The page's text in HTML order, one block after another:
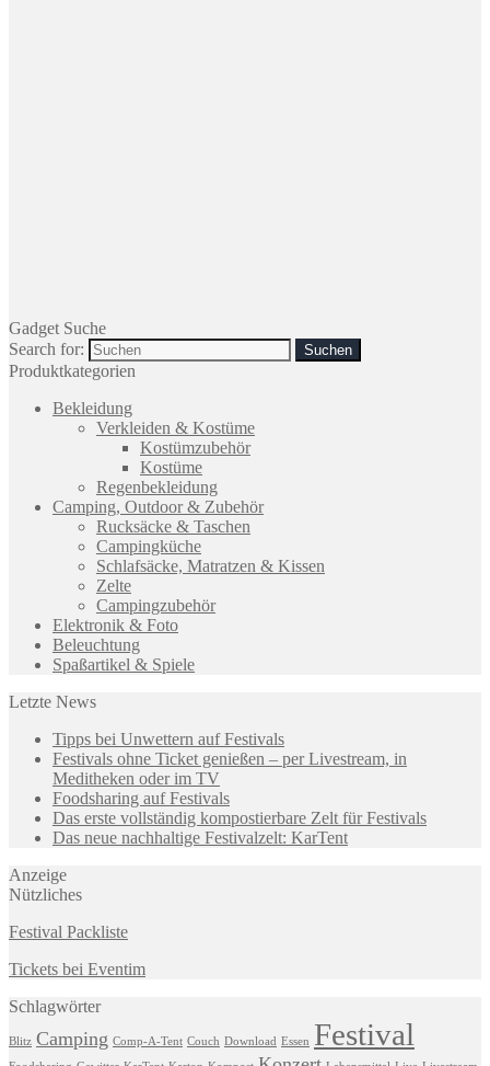
Gadget Suche
Search for:
Produktkategorien
Bekleidung
Verkleiden & Kostüme
Kostümzubehör
Kostüme
Regenbekleidung
Camping, Outdoor & Zubehör
Rucksäcke & Taschen
Campingküche
Schlafsäcke, Matratzen & Kissen
Zelte
Campingzubehör
Elektronik & Foto
Beleuchtung
Spaßartikel & Spiele
Letzte News
Tipps bei Unwettern auf Festivals
Festivals ohne Ticket genießen – per Livestream, in
Meditheken oder im TV
Foodsharing auf Festivals
Das erste vollständig kompostierbare Zelt für Festivals
Das neue nachhaltige Festivalzelt: KarTent
Anzeige
Nützliches
Festival Packliste
Tickets bei Eventim
Schlagwörter
Blitz Camping Comp-A-Tent Couch Download Essen Festival